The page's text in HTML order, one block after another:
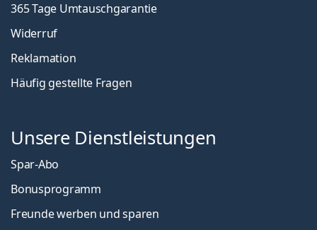
365 Tage Umtauschgarantie
Widerruf
Reklamation
Häufig gestellte Fragen
Unsere Dienstleistungen
Spar-Abo
Bonusprogramm
Freunde werben und sparen